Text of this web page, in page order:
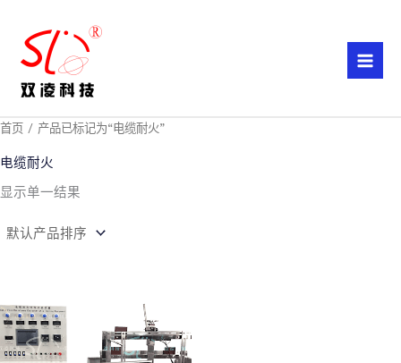
首页 / 产品已标记为“电缆耐火”
电缆耐火
显示单一结果